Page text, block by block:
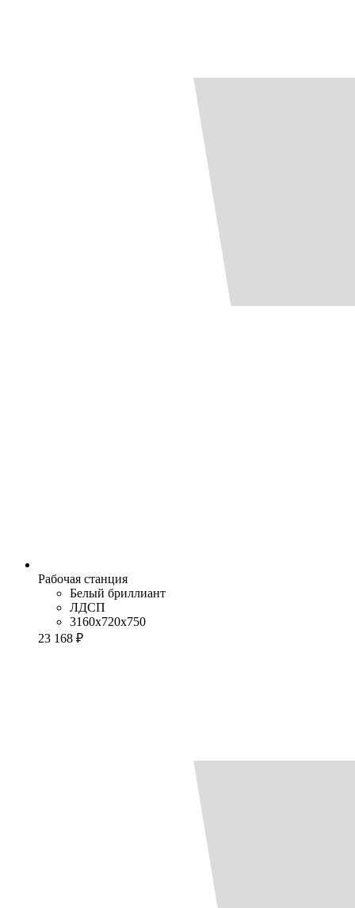
Рабочая станция
Белый бриллиант
ЛДСП
3160x720x750
23 168 ₽